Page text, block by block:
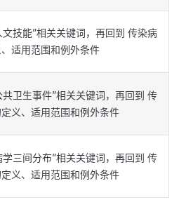
文技能”相关关键词，再回到 传染病
适用范围和例外条件
共卫生事件”相关关键词，再回到 传
义、适用范围和例外条件
学三间分布”相关关键词，再回到 传
义、适用范围和例外条件